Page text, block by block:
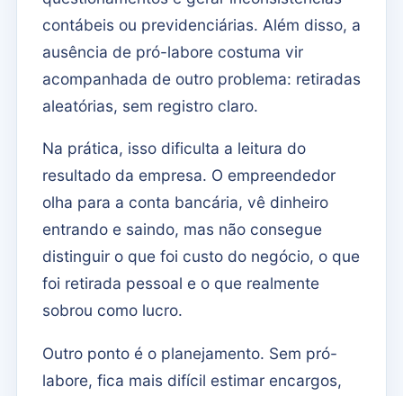
contábeis ou previdenciárias. Além disso, a
ausência de pró-labore costuma vir
acompanhada de outro problema: retiradas
aleatórias, sem registro claro.
Na prática, isso dificulta a leitura do
resultado da empresa. O empreendedor
olha para a conta bancária, vê dinheiro
entrando e saindo, mas não consegue
distinguir o que foi custo do negócio, o que
foi retirada pessoal e o que realmente
sobrou como lucro.
Outro ponto é o planejamento. Sem pró-
labore, fica mais difícil estimar encargos,